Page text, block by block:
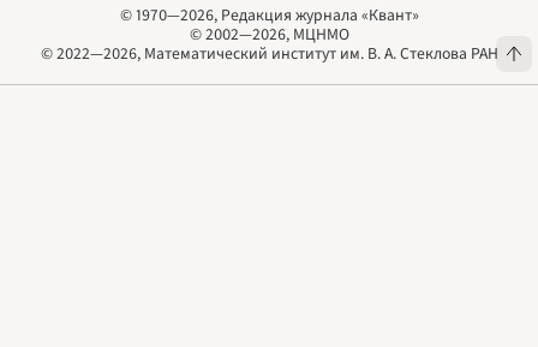
© 1970—2026, Редакция журнала «Квант»
© 2002—2026, МЦНМО
© 2022—2026, Математический институт им. В. А. Стеклова РАН
© 1970—2026, Редакция журнала «Квант»
© 2002—2026, МЦНМО
© 2022—2026, Математический институт им. В. А. Стеклова РАН